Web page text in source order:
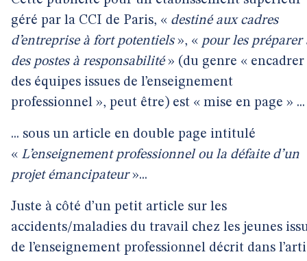
géré par la CCI de Paris, « destiné aux cadres
d’entreprise à fort potentiels», « pour les préparer
des postes à responsabilité» (du genre « encadrer
des équipes issues de l’enseignement
professionnel », peut être) est « mise en page » ...
... sous un article en double page intitulé
« L’enseignement professionnel ou la défaite d’un
projet émancipateur»...
Juste à côté d’un petit article sur les
accidents/maladies du travail chez les jeunes
de l’enseignement professionnel décrit dans